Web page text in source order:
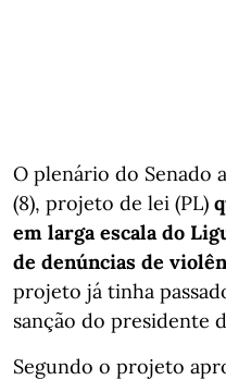
O plenário do Senado
(8), projeto de lei (PL)
em larga escala do
de denúncias de
projeto já tinha
sanção do presidente
Segundo o projeto